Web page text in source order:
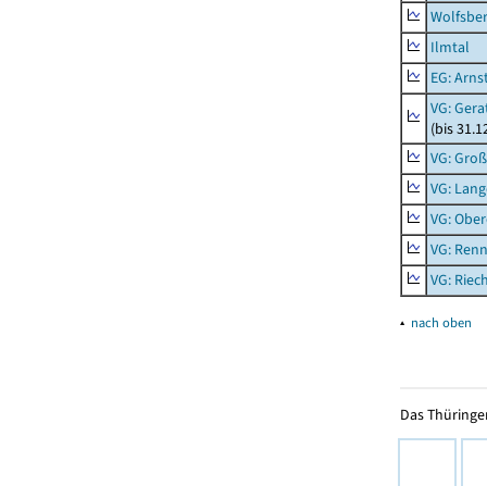
Ilmtal
EG:
VG:
(bis
VG:
VG:
VG:
VG:
VG:
▴ nach oben
Das